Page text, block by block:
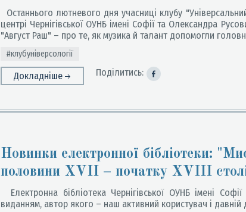
Останнього лютневого дня учасниці клубу
центрі Чернігівської ОУНБ імені Софії та Олександра
"Август Раш" – про те, як музика й талант допомогли
#клубуніверсології
Докладніше Поділитись:
Новинки електронної бібліотеки:
половини XVII – початку XVIII
Електронна бібліотека Чернігівської ОУНБ імені
виданням, автор якого – наш активний користувач і давній